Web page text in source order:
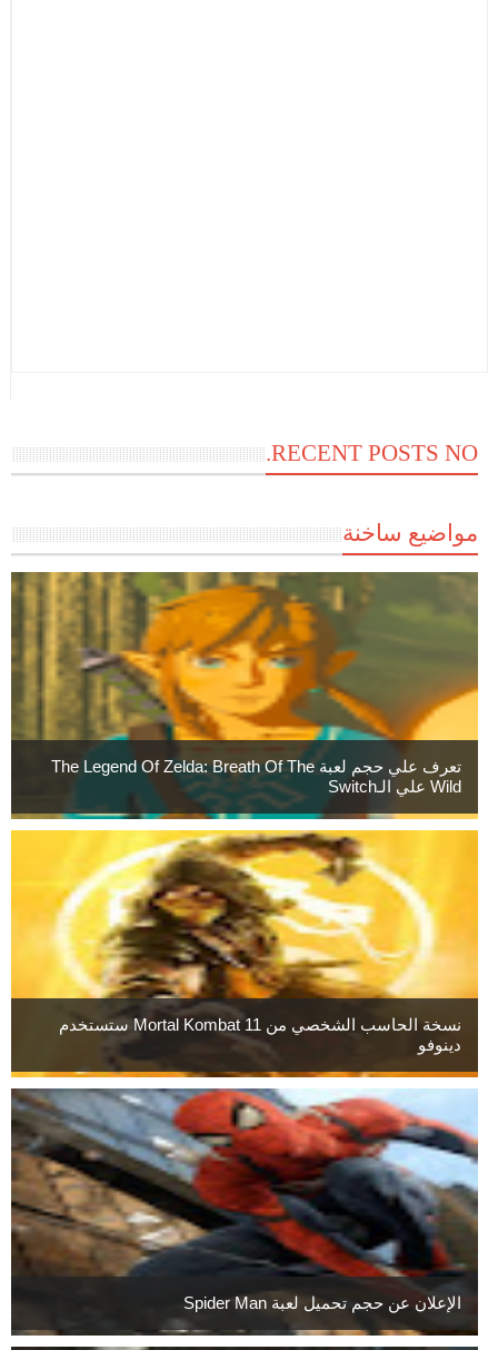
RECENT POSTS NO.
مواضيع ساخنة
تعرف علي حجم لعبة The Legend Of Zelda: Breath Of The
Wild علي الـSwitch
نسخة الحاسب الشخصي من Mortal Kombat 11 ستستخدم
دينوفو
الإعلان عن حجم تحميل لعبة Spider Man